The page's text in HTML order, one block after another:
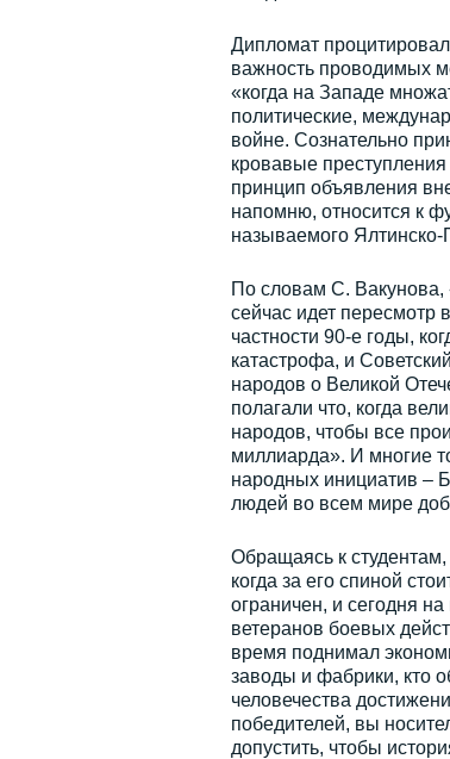
Дипломат
важность проводимых
«когда на Западе
политические,
войне. Сознательно
кровавые
принцип объявления
напомню, относится к
называемого
По словам С. Вакунова,
сейчас идет пересмотр
частности 90-е годы,
катастрофа, и
народов о Великой
полагали что, когда
народов, чтобы все
миллиарда». И многие
народных инициатив –
людей во всем мире
Обращаясь к
когда за его спиной
ограничен, и сегодня
ветеранов боевых
время поднимал
заводы и фабрики, кто
человечества
победителей, вы
допустить, чтобы